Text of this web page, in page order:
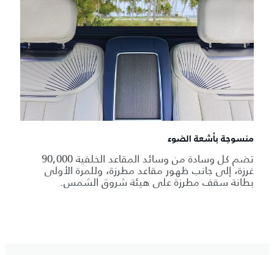
منسوجة بأشعة الضوء
تضم كل وسادة من وسائد المقاعد الخلفية 90,000
غرزة، إلى جانب ظهور مقاعد مطرزة، وللمرة الأولى
بطانة سقف مطرزة على هيئة شروق الشمس.